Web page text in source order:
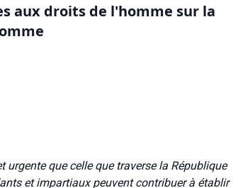
aux droits de l'homme sur la
que celle que traverse la République
et impartiaux peuvent contribuer à établir